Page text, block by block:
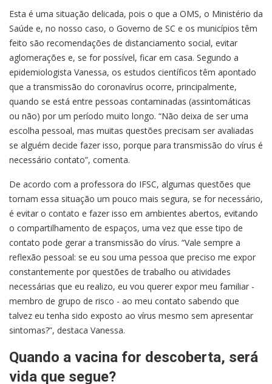
Esta é uma situação delicada, pois o que a OMS, o Ministério da
Saúde e, no nosso caso, o Governo de SC e os municípios têm
feito são recomendações de distanciamento social, evitar
aglomerações e, se for possível, ficar em casa. Segundo a
epidemiologista Vanessa, os estudos científicos têm apontado
que a transmissão do coronavírus ocorre, principalmente,
quando se está entre pessoas contaminadas (assintomáticas
ou não) por um período muito longo. “Não deixa de ser uma
escolha pessoal, mas muitas questões precisam ser avaliadas
se alguém decide fazer isso, porque para transmissão do vírus é
necessário contato”, comenta.
De acordo com a professora do IFSC, algumas questões que
tornam essa situação um pouco mais segura, se for necessário,
é evitar o contato e fazer isso em ambientes abertos, evitando
o compartilhamento de espaços, uma vez que esse tipo de
contato pode gerar a transmissão do vírus. “Vale sempre a
reflexão pessoal: se eu sou uma pessoa que preciso me expor
constantemente por questões de trabalho ou atividades
necessárias que eu realizo, eu vou querer expor meu familiar -
membro de grupo de risco - ao meu contato sabendo que
talvez eu tenha sido exposto ao vírus mesmo sem apresentar
sintomas?”, destaca Vanessa.
Quando a vacina for descoberta, será
vida que segue?